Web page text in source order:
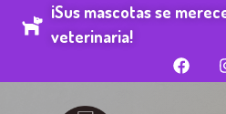
¡Sus mascotas se
veterinaria!